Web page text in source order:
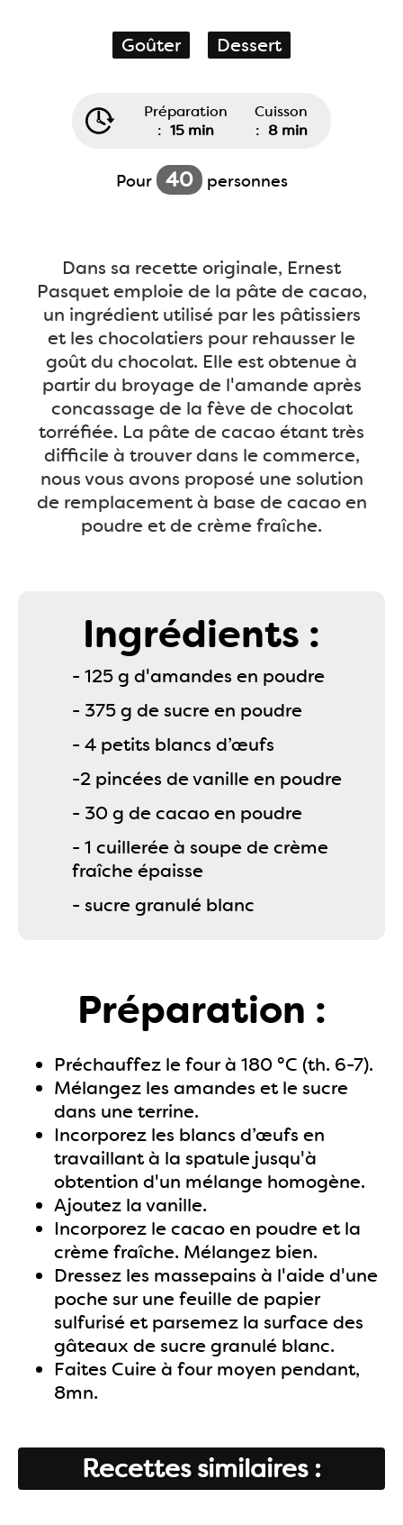
Goûter Dessert
Préparation
: 15 min
Cuisson
: 8 min
Pour 40 personnes
Dans sa recette originale, Ernest
Pasquet emploie de la pâte de cacao,
un ingrédient utilisé par les pâtissiers
et les chocolatiers pour rehausser le
goût du chocolat. Elle est obtenue à
partir du broyage de l'amande après
concassage de la fève de chocolat
torréfiée. La pâte de cacao étant très
difficile à trouver dans le commerce,
nous vous avons proposé une solution
de remplacement à base de cacao en
poudre et de crème fraîche.
Ingrédients :
- 125 g d'amandes en poudre
- 375 g de sucre en poudre
- 4 petits blancs d’œufs
-2 pincées de vanille en poudre
- 30 g de cacao en poudre
- 1 cuillerée à soupe de crème
fraîche épaisse
- sucre granulé blanc
Préparation :
Préchauffez le four à 180 °C (th. 6-7).
Mélangez les amandes et le sucre
dans une terrine.
Incorporez les blancs d’œufs en
travaillant à la spatule jusqu'à
obtention d'un mélange homogène.
Ajoutez la vanille.
Incorporez le cacao en poudre et la
crème fraîche. Mélangez bien.
Dressez les massepains à l'aide d'une
poche sur une feuille de papier
sulfurisé et parsemez la surface des
gâteaux de sucre granulé blanc.
Faites Cuire à four moyen pendant,
8mn.
Recettes similaires :